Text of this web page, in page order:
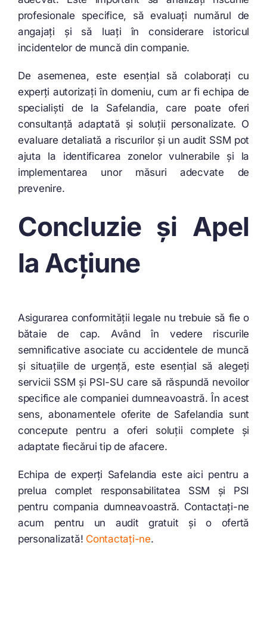
profesionale specifice, să evaluați numărul de
angajați și să luați în considerare istoricul
incidentelor de muncă din companie.
De asemenea, este esențial să colaborați cu
experți autorizați în domeniu, cum ar fi echipa de
specialiști de la Safelandia, care poate oferi
consultanță adaptată și soluții personalizate. O
evaluare detaliată a riscurilor și un audit SSM pot
ajuta la identificarea zonelor vulnerabile și la
implementarea unor măsuri adecvate de
prevenire.
Concluzie și Apel
la Acțiune
Asigurarea conformității legale nu trebuie să fie o
bătaie de cap. Având în vedere riscurile
semnificative asociate cu accidentele de muncă
și situațiile de urgență, este esențial să alegeți
servicii SSM și PSI-SU care să răspundă nevoilor
specifice ale companiei dumneavoastră. În acest
sens, abonamentele oferite de Safelandia sunt
concepute pentru a oferi soluții complete și
adaptate fiecărui tip de afacere.
Echipa de experți Safelandia este aici pentru a
prelua complet responsabilitatea SSM și PSI
pentru compania dumneavoastră. Contactați-ne
acum pentru un audit gratuit și o ofertă
personalizată! Contactați-ne.